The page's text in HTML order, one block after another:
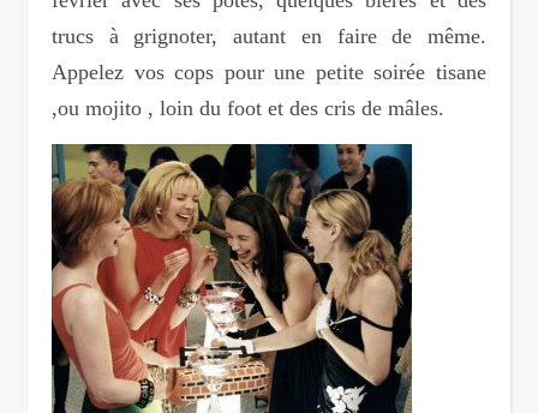
trucs à grignoter, autant en faire de même.
Appelez vos cops pour une petite soirée tisane
,ou mojito , loin du foot et des cris de mâles.